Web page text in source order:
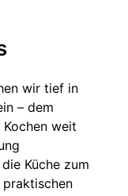
wir tief in
– dem
weit
Küche zum